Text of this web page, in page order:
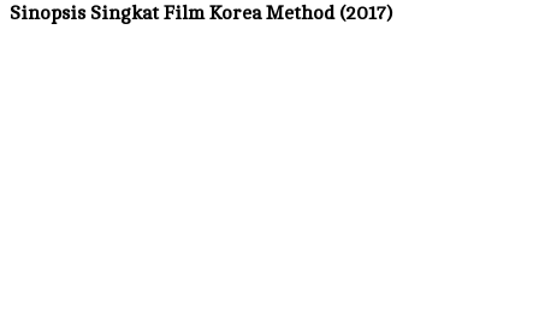
Sinopsis Singkat Film Korea Method (2017)